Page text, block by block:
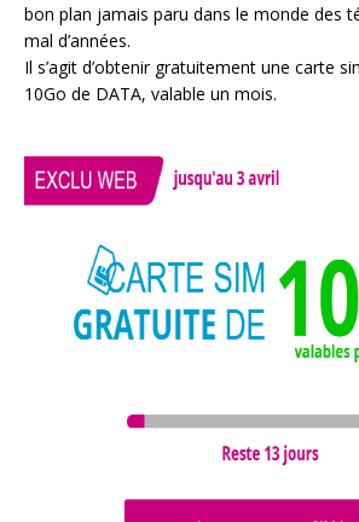
bon plan jamais paru dans le monde des
mal d’années.
Il s’agit d’obtenir gratuitement une carte
10Go de DATA, valable un mois.